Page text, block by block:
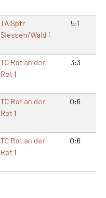
TA Spfr
Siessen/Wald 1
5:1
TC Rot an der
Rot 1
3:3
TC Rot an der
Rot 1
0:6
TC Rot an der
Rot 1
0:6